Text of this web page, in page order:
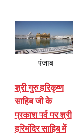
पंजाब
श्री गुरु हरिकृष्ण
साहिब जी के
प्रकाश पर्व पर श्री
हरिमंदिर साहिब में